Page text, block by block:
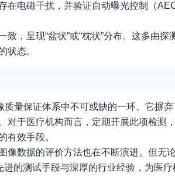
在电磁干扰，并验证自动曝光控制（
，呈现“盆状”或“枕状”分布。这多由探
状态。
量保证体系中不可或缺的一环。它摒
于医疗机构而言，定期开展此项检测
有效手段。
像数据的评价方法也在不断演进。但无
的测试手段与深厚的行业经验，为医